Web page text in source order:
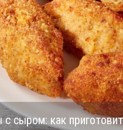
сыром: как